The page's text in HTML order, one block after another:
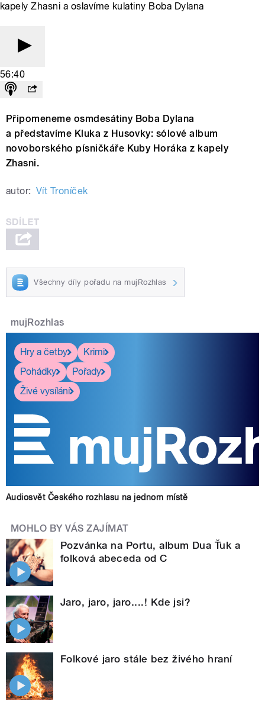
kapely Zhasni a oslavíme kulatiny Boba Dylana
56:40
Připomeneme osmdesátiny Boba Dylana
a představíme Kluka z Husovky: sólové album
novoborského písničkáře Kuby Horáka z kapely
Zhasni.
autor: Vít Troníček
Všechny díly pořadu na mujRozhlas
mujRozhlas
Hry a četby
Krimi
Pohádky
Pořady
Živé vysílání
Audiosvět Českého rozhlasu na jednom místě
MOHLO BY VÁS ZAJÍMAT
Pozvánka na Portu, album Dua Ťuk a
folková abeceda od C
Jaro, jaro, jaro....! Kde jsi?
Folkové jaro stále bez živého hraní